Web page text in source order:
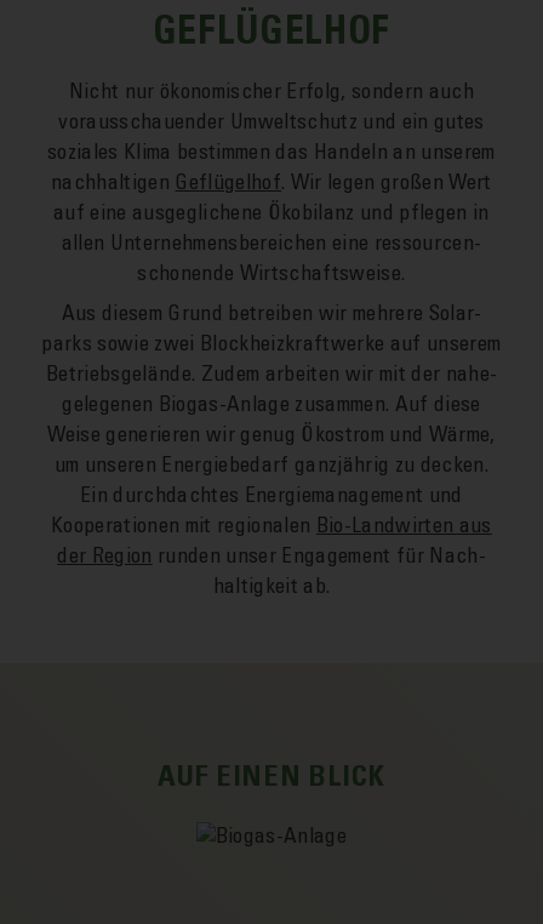
GEFLÜGELHOF
Nicht nur öko­nomischer Erfolg, sondern auch
voraus­schauender Umwelt­schutz und ein gutes
soziales Klima bestimmen das Handeln an unserem
nach­haltigen Geflügel­hof. Wir legen großen Wert
auf eine aus­geglichene Öko­bilanz und pflegen in
allen Unternehmens­bereichen eine ressourcen­
schonende Wirtschafts­weise.
Aus diesem Grund be­treiben wir mehrere Solar­
parks so­wie zwei Blockheiz­kraftwerke auf unserem
Betriebs­gelände. Zu­dem arbeiten wir mit der nahe­
gelegenen Bio­gas-Anlage zu­sammen. Auf diese
Weise gene­rieren wir genug Öko­strom und Wärme,
um unseren Energie­bedarf ganz­jährig zu decken.
Ein durch­dachtes Energie­management und
Kooperationen mit regionalen Bio-Landwirten aus
der Region runden unser Engagement für Nach­
haltigkeit ab.
AUF EINEN BLICK